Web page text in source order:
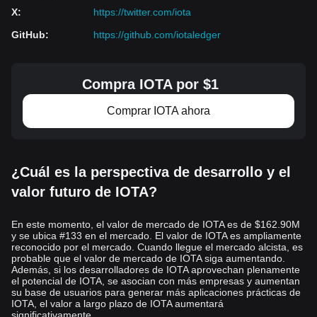
Y, en segundo lugar, continuando con las novedades, la
fundación informó en estas fechas su especialista en asuntos
relacionadas para un futuro sustentable que se realizará en
Nueva York, poniendo aIOTAde nuevo en la punta del iceberg
de las criptomonedas.
X:
https://twitter.com/iota
GitHub: https://github.com/iotaledger
Compra IOTA por $1
Comprar IOTA ahora
¿Cuál es la perspectiva de desarrollo y el
valor futuro de IOTA?
En este momento, el valor de mercado de IOTA es de $162.90M
y se ubica #133 en el mercado. El valor de IOTA es ampliamente
reconocido por el mercado. Cuando llegue el mercado alcista, es
probable que el valor de mercado de IOTA siga aumentando.
Además, si los desarrolladores de IOTA aprovechan plenamente
el potencial de IOTA, se asocian con más empresas y aumentan
su base de usuarios para generar más aplicaciones prácticas de
IOTA, el valor a largo plazo de IOTA aumentará